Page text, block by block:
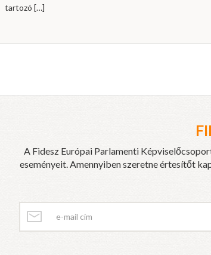
tartozó […]
A Fidesz Európai Parlamenti
eseményeit. Amennyiben szeretne értesítőt